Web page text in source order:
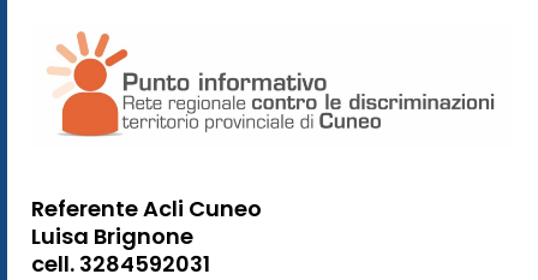
Referente Acli Cuneo
Luisa Brignone
cell. 3284592031